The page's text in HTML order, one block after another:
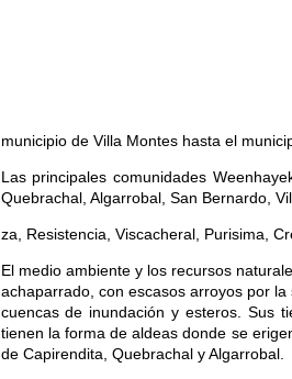
municipio de Villa Montes hasta el
Las principales comunidades
Quebrachal, Algarrobal, San Bernardo,
za, Resistencia, Viscacheral, Purisima,
El medio ambiente y los recursos
achaparrado, con escasos arroyos por
cuencas de inundación y esteros. Sus
tienen la forma de aldeas donde se
de Capirendita, Quebrachal y Algarrobal.